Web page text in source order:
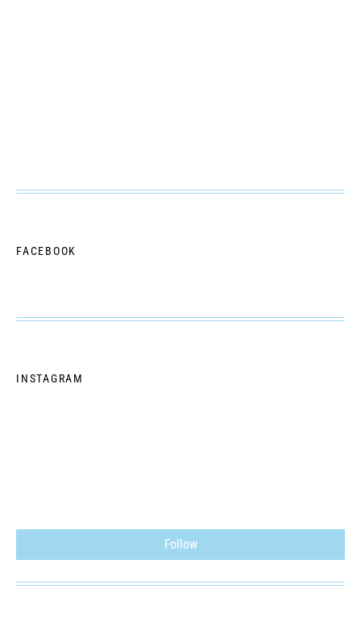
FACEBOOK
INSTAGRAM
Follow